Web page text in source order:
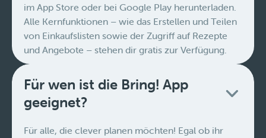
im App Store oder bei Google Play herunterladen.
Alle Kernfunktionen – wie das Erstellen und Teilen
von Einkaufslisten sowie der Zugriff auf Rezepte
und Angebote – stehen dir gratis zur Verfügung.
Für wen ist die Bring! App
geeignet?
Für alle, die clever planen möchten! Egal ob ihr